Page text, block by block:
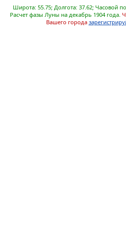
Широта: 55.75; Долгота: 37.62; Часовой
Расчет фазы Луны на декабрь 1904 года.
Вашего города